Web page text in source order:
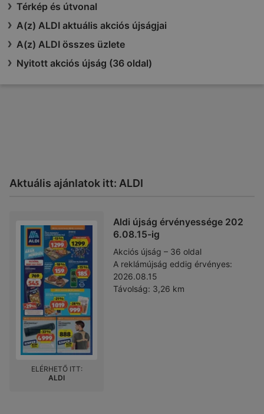
Térkép és útvonal
A(z) ALDI aktuális akciós újságjai
A(z) ALDI összes üzlete
Nyitott akciós újság (36 oldal)
Aktuális ajánlatok itt: ALDI
Aldi újság érvényessége 202
6.08.15-ig
Akciós újság – 36 oldal
A reklámújság eddig érvényes:
2026.08.15
Távolság: 3,26 km
ELÉRHETŐ ITT:
ALDI